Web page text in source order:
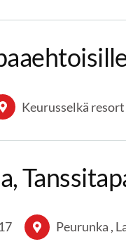
Keurusselkä resort
17 Peurunka ,